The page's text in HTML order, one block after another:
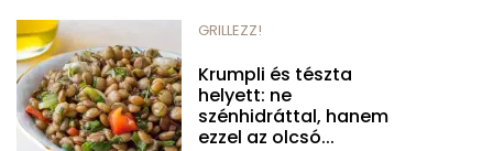
GRILLEZZ!
Krumpli és tészta
helyett: ne
szénhidráttal, hanem
ezzel az olcsó...